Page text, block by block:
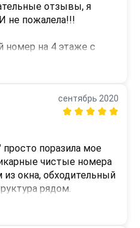
отзывы, я
не пожалела!!!
номер на 4 этаже с
халаты, полотенца...
меняли день
поменяли на 4 день,
рецепшене
на
как на
вечером
крыши просто
сентябрь 2020
поразила мое
чистые номера
окна, обходительный
рядом.